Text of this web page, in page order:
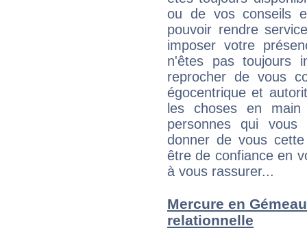
ou de vos conseils
pouvoir rendre
imposer votre
n'êtes pas toujours
reprocher de vous
égocentrique et
les choses en
personnes qui
donner de vous
être de confiance en
à vous rassurer...
Mercure en
relationnelle